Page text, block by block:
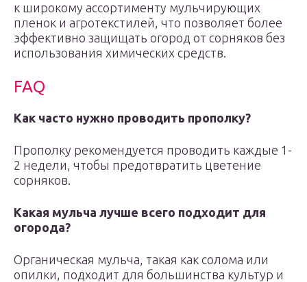
к широкому ассортименту мульчирующих
пленок и агротекстилей, что позволяет более
эффективно защищать огород от сорняков без
использования химических средств.
FAQ
Как часто нужно проводить прополку?
Прополку рекомендуется проводить каждые 1-
2 недели, чтобы предотвратить цветение
сорняков.
Какая мульча лучше всего подходит для
огорода?
Органическая мульча, такая как солома или
опилки, подходит для большинства культур и